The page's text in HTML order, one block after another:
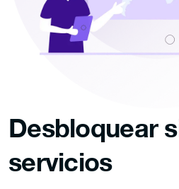
Desbloquear
servicios